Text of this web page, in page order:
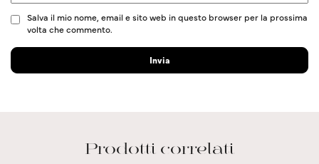
Salva il mio nome, email e sito web in questo browser per la prossima
volta che commento.
Prodotti correlati